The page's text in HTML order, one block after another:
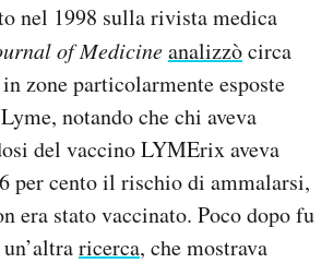
nel 1998 sulla rivista medica
of Medicineanalizzòcirca
zone particolarmente esposte
notando che chi aveva
del vaccino LYMErix aveva
per cento il rischio di ammalarsi,
era stato vaccinato. Poco dopo fu
ricerca, che mostrava